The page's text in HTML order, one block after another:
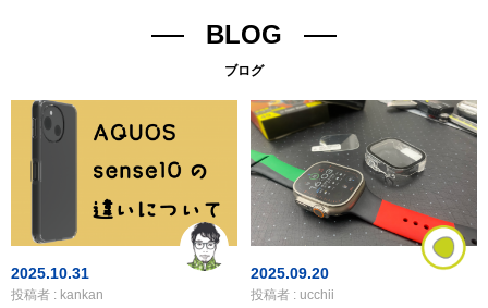
BLOG
ブログ
2025.10.31
投稿者 : kankan
2025.09.20
投稿者 : ucchii